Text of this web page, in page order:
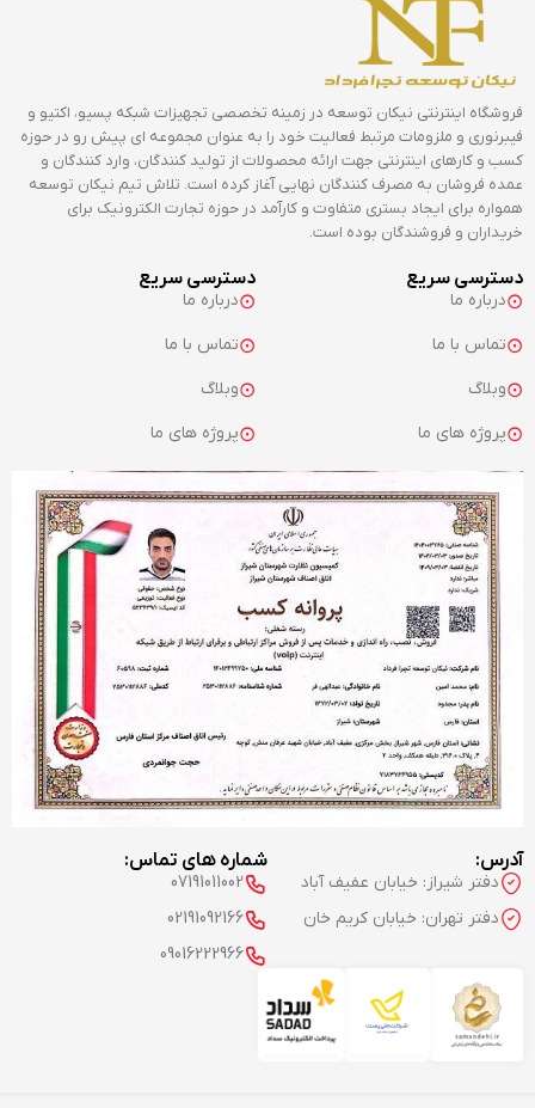
فروشگاه اینترنتی نیکان توسعه در زمینه تخصصی تجهیزات شبکه پسیو، اکتیو و
فیبرنوری و ملزومات مرتبط فعالیت خود را به عنوان مجموعه ای پیش رو در حوزه
کسب و کارهای اینترنتی جهت ارائه محصولات از تولید کنندگان، وارد کنندگان و
عمده فروشان به مصرف کنندگان نهایی آغاز کرده است. تلاش تیم نیکان توسعه
همواره برای ایجاد بستری متفاوت و کارآمد در حوزه تجارت الکترونیک برای
خریداران و فروشندگان بوده است.
دسترسی سریع
درباره ما
تماس با ما
وبلاگ
پروژه های ما
دسترسی سریع
درباره ما
تماس با ما
وبلاگ
پروژه های ما
آدرس:
دفتر شیراز: خیابان عفیف آباد
دفتر تهران: خیابان کریم خان
شماره های تماس:
07191011002
02191092166
09016222966